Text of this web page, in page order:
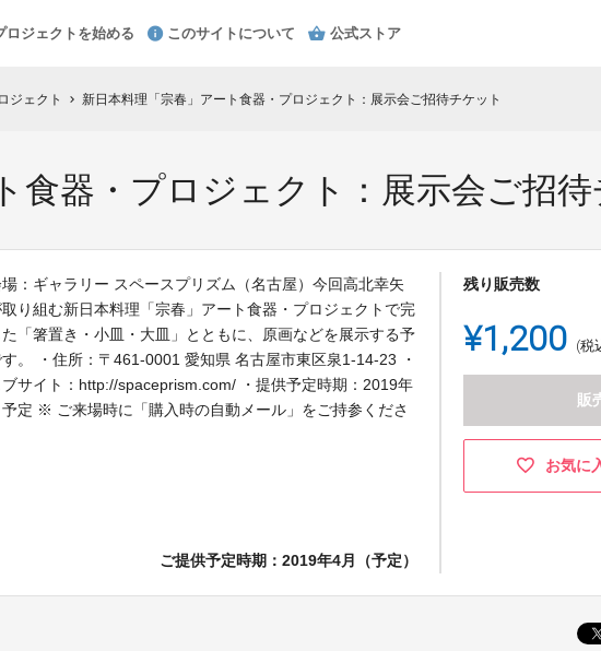
ロジェクトを始める このサイトについて 公式ストア
ジェクト chevron_right 新日本料理「宗春」アート食器・プロジェクト：展示会ご招待チケット
食器・プロジェクト：展示会ご招待
場：ギャラリー スペースプリズム（名古屋）今回高北幸矢
取り組む新日本料理「宗春」アート食器・プロジェクトで完
た「箸置き・小皿・大皿」とともに、原画などを展示する予
。 ・住所：〒461-0001 愛知県 名古屋市東区泉1-14-23 ・
ブサイト：http://spaceprism.com/ ・提供予定時期：2019年
予定 ※ ご来場時に「購入時の自動メール」をご持参くださ
ご提供予定時期：2019年4月（予定）
残り販売数
¥1,200 (税
販
お気に